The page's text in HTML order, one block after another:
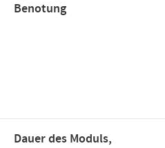
Benotung
Dauer des Moduls,